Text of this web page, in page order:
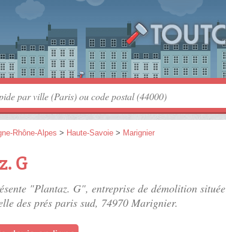
Rhône-Alpes > Haute-Savoie > Marignier
G
"Plantaz. G", entreprise de démolition située
des prés paris sud, 74970 Marignier.